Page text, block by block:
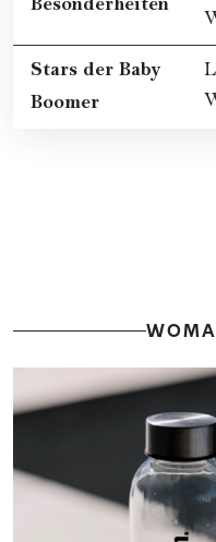
Stars der Baby
Boomer